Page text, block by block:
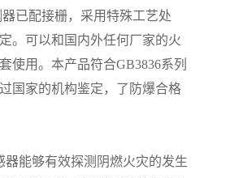
已配接栅，采用特殊工艺处
。可以和国内外任何厂家的火
使用。本产品符合GB3836系列
国家的机构鉴定，了防爆合格
器能够有效探测阴燃火灾的发生